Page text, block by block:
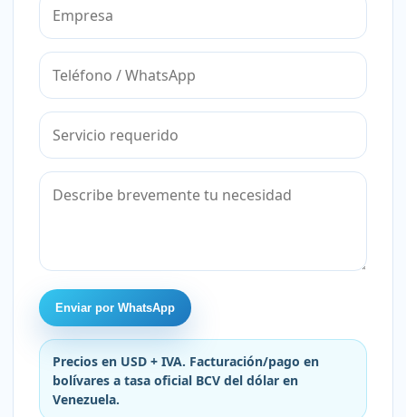
Enviar por WhatsApp
Precios en USD + IVA. Facturación/pago en
bolívares a tasa oficial BCV del dólar en
Venezuela.